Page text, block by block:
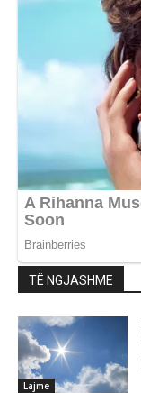
TË NGJASHME
Lajme